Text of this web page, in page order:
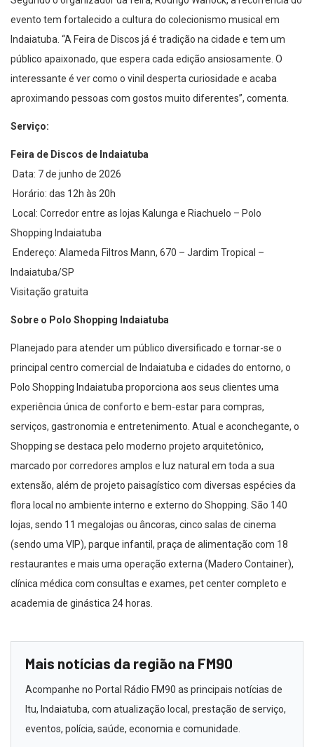
evento tem fortalecido a cultura do colecionismo musical em
Indaiatuba. “A Feira de Discos já é tradição na cidade e tem um
público apaixonado, que espera cada edição ansiosamente. O
interessante é ver como o vinil desperta curiosidade e acaba
aproximando pessoas com gostos muito diferentes”, comenta.
Serviço:
Feira de Discos de Indaiatuba
Data: 7 de junho de 2026
Horário: das 12h às 20h
Local: Corredor entre as lojas Kalunga e Riachuelo – Polo
Shopping Indaiatuba
Endereço: Alameda Filtros Mann, 670 – Jardim Tropical –
Indaiatuba/SP
Visitação gratuita
Sobre o Polo Shopping Indaiatuba
Planejado para atender um público diversificado e tornar-se o
principal centro comercial de Indaiatuba e cidades do entorno, o
Polo Shopping Indaiatuba proporciona aos seus clientes uma
experiência única de conforto e bem-estar para compras,
serviços, gastronomia e entretenimento. Atual e aconchegante, o
Shopping se destaca pelo moderno projeto arquitetônico,
marcado por corredores amplos e luz natural em toda a sua
extensão, além de projeto paisagístico com diversas espécies da
flora local no ambiente interno e externo do Shopping. São 140
lojas, sendo 11 megalojas ou âncoras, cinco salas de cinema
(sendo uma VIP), parque infantil, praça de alimentação com 18
restaurantes e mais uma operação externa (Madero Container),
clínica médica com consultas e exames, pet center completo e
academia de ginástica 24 horas.
Mais notícias da região na FM90
Acompanhe no Portal Rádio FM90 as principais notícias de
Itu, Indaiatuba, com atualização local, prestação de serviço,
eventos, polícia, saúde, economia e comunidade.